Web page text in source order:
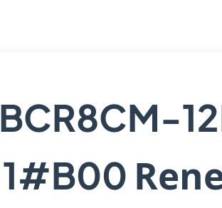
BCR8CM-
1#B00